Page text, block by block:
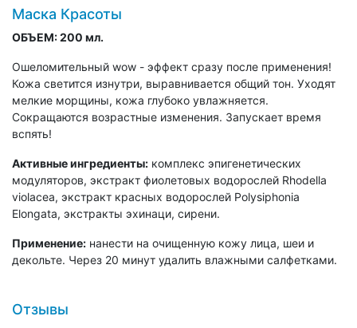
Маска Красоты
ОБЪЕМ:200 мл.
Ошеломительный wow - эффект сразу после применения!
Кожа светится изнутри, выравнивается общий тон. Уходят
мелкие морщины, кожа глубоко увлажняется.
Сокращаются возрастные изменения. Запускает время
вспять!
Активные ингредиенты: комплекс эпигенетических
модуляторов, экстракт фиолетовых водорослей Rhodella
violacea, экстракт красных водорослей Polysiphonia
Elongata, экстракты эхинаци, сирени.
Применение: нанести на очищенную кожу лица, шеи и
декольте. Через 20 минут удалить влажными салфетками.
Отзывы